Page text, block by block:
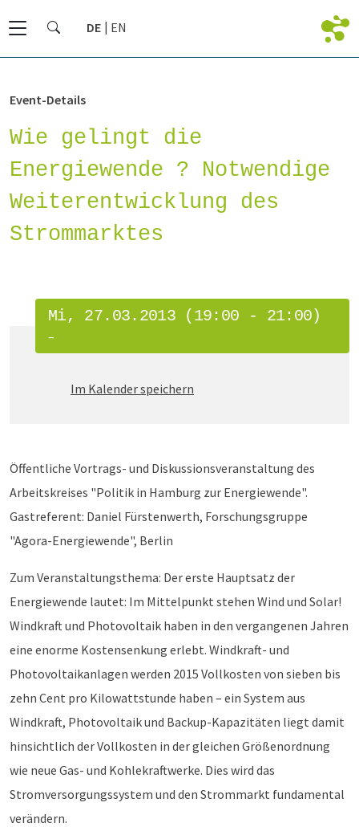
DE EN
Event-Details
Wie gelingt die
Energiewende ? Notwendige
Weiterentwicklung des
Strommarktes
Mi, 27.03.2013 (19:00 - 21:00)
–
Im Kalender speichern
Öffentliche Vortrags- und Diskussionsveranstaltung des
Arbeitskreises "Politik in Hamburg zur Energiewende".
Gastreferent: Daniel Fürstenwerth, Forschungsgruppe
"Agora-Energiewende", Berlin
Zum Veranstaltungsthema: Der erste Hauptsatz der
Energiewende lautet: Im Mittelpunkt stehen Wind und Solar!
Windkraft und Photovoltaik haben in den vergangenen Jahren
eine enorme Kostensenkung erlebt. Windkraft- und
Photovoltaikanlagen werden 2015 Vollkosten von sieben bis
zehn Cent pro Kilowattstunde haben – ein System aus
Windkraft, Photovoltaik und Backup-Kapazitäten liegt damit
hinsichtlich der Vollkosten in der gleichen Größenordnung
wie neue Gas- und Kohlekraftwerke. Dies wird das
Stromversorgungssystem und den Strommarkt fundamental
verändern.